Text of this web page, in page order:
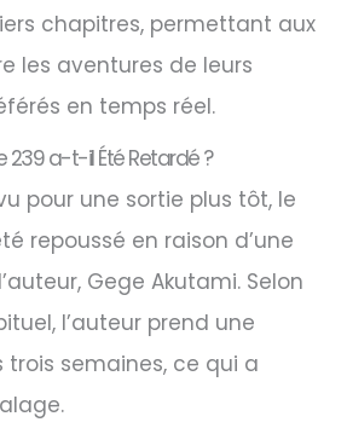
chapitres, permettant aux
les aventures de leurs
en temps réel.
239 a-t-il Été Retardé ?
pour une sortie plus tôt, le
repoussé en raison d’une
Gege Akutami. Selon
l’auteur prend une
trois semaines, ce qui a